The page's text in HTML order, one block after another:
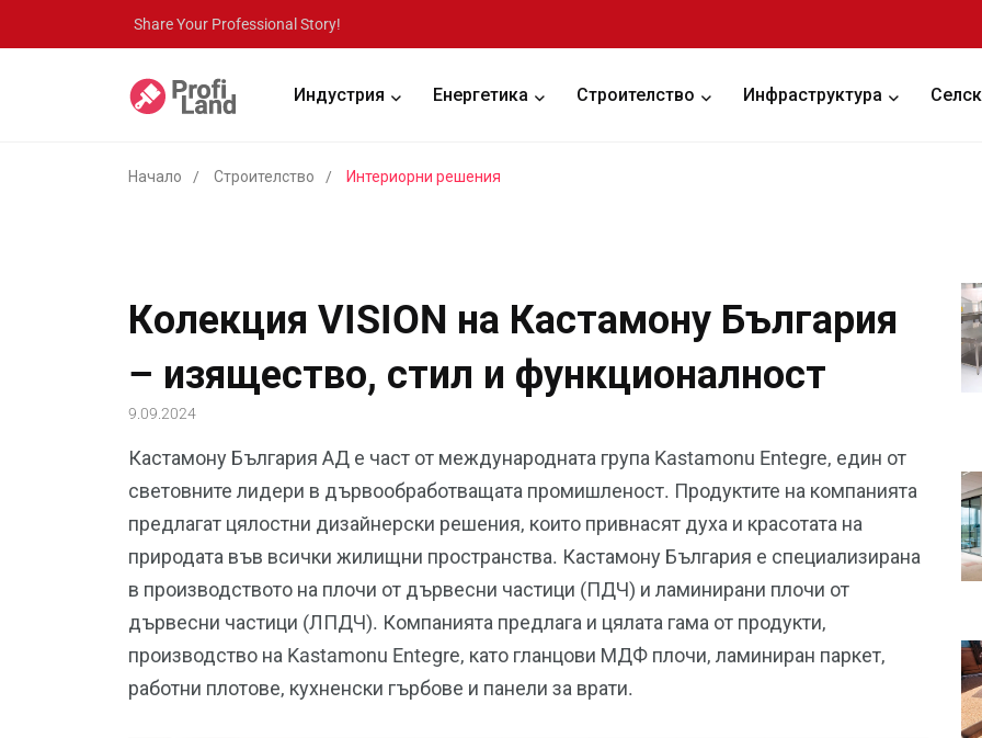
Share Your Professional Story!
Индустрия Енергетика Строителство Инфраструктура
Начало Строителство Интериорни решения
Колекция VISION на Кастамону България
– изящество, стил и функционалност
9.09.2024
Кастамону България АД е част от международната група Kastamonu Entegre, един от
световните лидери в дървообработващата промишленост. Продуктите на компанията
предлагат цялостни дизайнерски решения, които привнасят духа и красотата на
природата във всички жилищни пространства. Кастамону България е специализирана
в производството на плочи от дървесни частици (ПДЧ) и ламинирани плочи от
дървесни частици (ЛПДЧ). Компанията предлага и цялата гама от продукти,
производство на Kastamonu Entegre, като гланцови МДФ плочи, ламиниран паркет,
работни плотове, кухненски гърбове и панели за врати.